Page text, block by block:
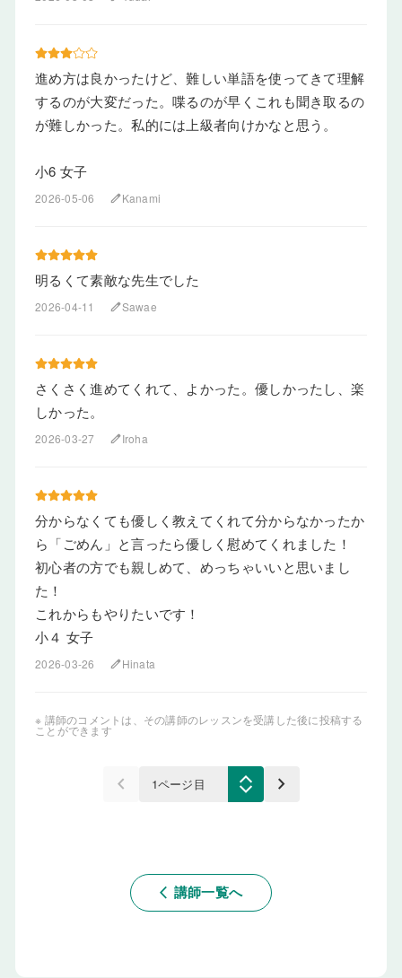
進め方は良かったけど、難しい単語を使ってきて理解
するのが大変だった。喋るのが早くこれも聞き取るの
が難しかった。私的には上級者向けかなと思う。
小6 女子
2026-05-06 editKanami
明るくて素敵な先生でした
2026-04-11 editSawae
さくさく進めてくれて、よかった。優しかったし、楽
しかった。
2026-03-27 editIroha
分からなくても優しく教えてくれて分からなかったか
ら「ごめん」と言ったら優しく慰めてくれました！
初心者の方でも親しめて、めっちゃいいと思いまし
た！
これからもやりたいです！
小４ 女子
2026-03-26 editHinata
※ 講師のコメントは、その講師のレッスンを受講した後に投稿する
ことができます
keyboard_arrow_left keyboard_arrow_right
arrow_back_ios 講師一覧へ